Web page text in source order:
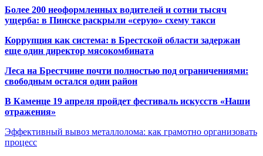
Более 200 неоформленных водителей и сотни тысяч
ущерба: в Пинске раскрыли «серую» схему такси
Коррупция как система: в Брестской области задержан
еще один директор мясокомбината
Леса на Брестчине почти полностью под ограничениями:
свободным остался один район
В Каменце 19 апреля пройдет фестиваль искусств «Наши
отражения»
Эффективный вывоз металлолома: как грамотно организовать
процесс